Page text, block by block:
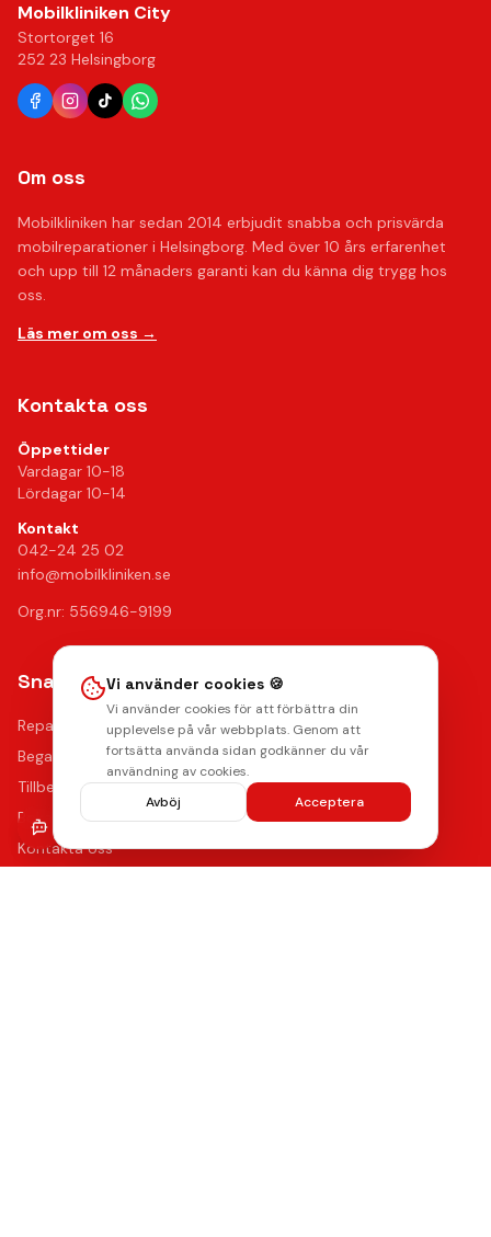
Mobilkliniken City
Stortorget 16
252 23 Helsingborg
Om oss
Mobilkliniken har sedan 2014 erbjudit snabba och prisvärda
mobilreparationer i Helsingborg. Med över 10 års erfarenhet
och upp till 12 månaders garanti kan du känna dig trygg hos
oss.
Läs mer om oss →
Kontakta oss
Öppettider
Vardagar 10-18
Lördagar 10-14
Kontakt
042-24 25 02
info@mobilkliniken.se
Org.nr: 556946-9199
Snabblänkar
Reparationer
Begagnade mobiler
Tillbehör
Boka reparation
Kontakta oss
Vi använder cookies 🍪
Vi använder cookies för att förbättra din
upplevelse på vår webbplats. Genom att
fortsätta använda sidan godkänner du vår
användning av cookies.
Avböj
Acceptera